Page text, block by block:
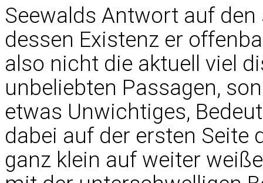
Seewalds Antwort auf
dessen Existenz er
also nicht die aktuell viel
unbeliebten Passagen,
etwas Unwichtiges,
dabei auf der ersten Seite
ganz klein auf weiter